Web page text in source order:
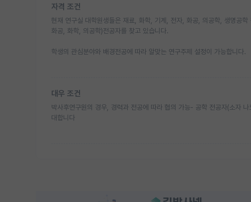
자격 조건
현재 연구실 대학원생들은 재료, 화학, 기계, 전자, 화공, 의공학, 생명공
화공, 화학, 의공학)전공자를 찾고 있습니다.
학생의 관심분야와 배경전공에 따라 알맞는 연구주제 설정이 가능합니다.
대우 조건
박사후연구원의 경우, 경력과 전공에 따라 협의 가능- 공학 전공자(소자
대합니다